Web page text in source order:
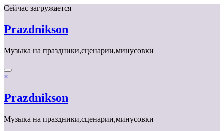
Перейти
содержимому
Сейчас загружается
Prazdnikson
Музыка на праздники,сценарии,минусовки
×
Prazdnikson
Музыка на праздники,сценарии,минусовки